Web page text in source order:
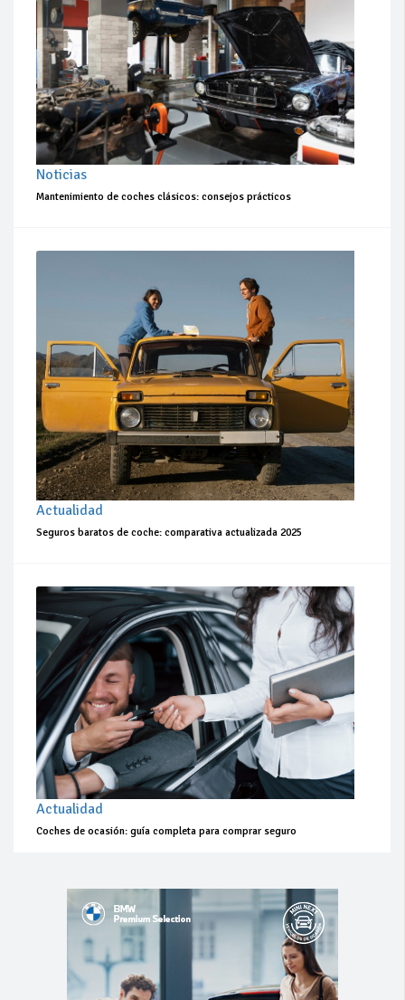
Noticias
Mantenimiento de coches clásicos: consejos prácticos
Actualidad
Seguros baratos de coche: comparativa actualizada 2025
Actualidad
Coches de ocasión: guía completa para comprar seguro